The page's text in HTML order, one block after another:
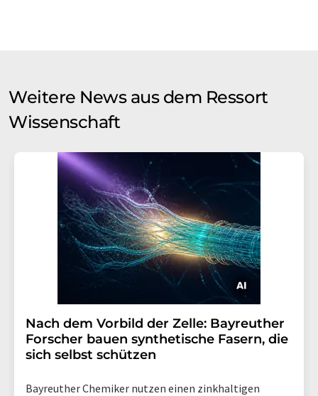
Weitere News aus dem Ressort
Wissenschaft
Nach dem Vorbild der Zelle: Bayreuther
Forscher bauen synthetische Fasern, die
sich selbst schützen
Bayreuther Chemiker nutzen einen zinkhaltigen